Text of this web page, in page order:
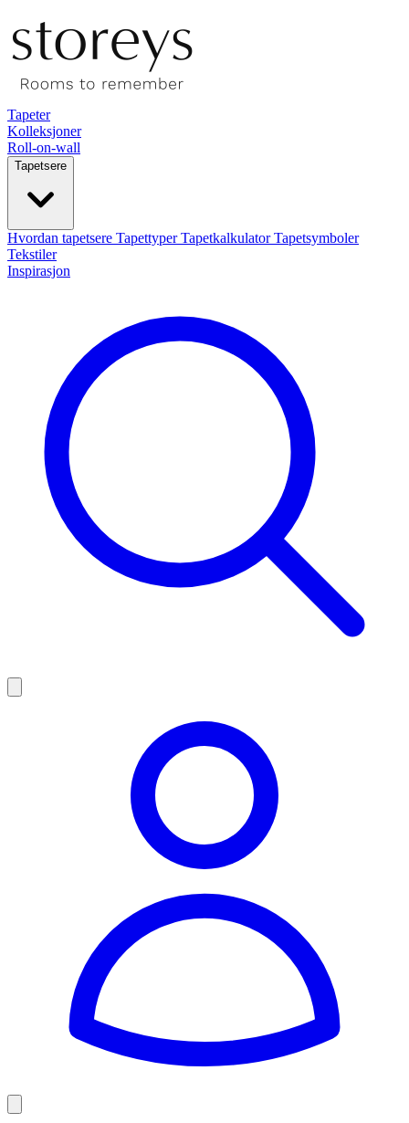
Tapeter
Kolleksjoner
Roll-on-wall
Tapetsere
Hvordan tapetsere TapettyperTapetkalkulatorTapetsymboler
Tekstiler
Inspirasjon